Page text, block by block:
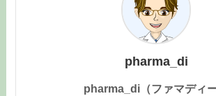
pharma_di
pharma_di（ファマディー